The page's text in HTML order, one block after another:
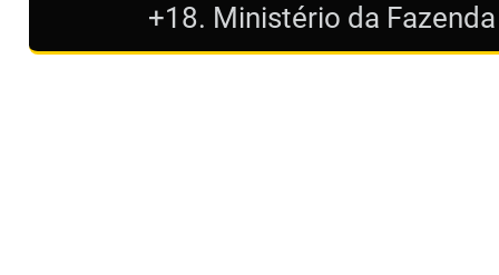
+18. Ministério da